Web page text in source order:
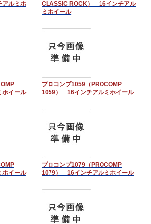
ルミホ
CLASSIC ROCK） 16インチアル
ミホイール
イール
プロコンプ1059（PROCOMP
1059） 16インチアルミホイール
イール
プロコンプ1079（PROCOMP
1079） 16インチアルミホイール